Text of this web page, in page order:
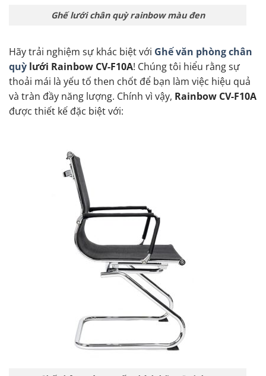
Ghế lưới chân quỳ rainbow màu đen
Hãy trải nghiệm sự khác biệt với Ghế văn phòng chân
quỳ lưới Rainbow CV-F10A! Chúng tôi hiểu rằng sự
thoải mái là yếu tố then chốt để bạn làm việc hiệu quả
và tràn đầy năng lượng. Chính vì vậy, Rainbow CV-F10A
được thiết kế đặc biệt với: